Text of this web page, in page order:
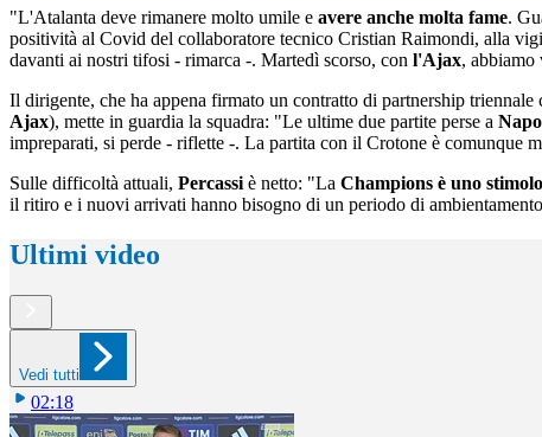
"L'Atalanta deve rimanere molto umile e avere anche molta fame.
positività al Covid del collaboratore tecnico Cristian Raimondi, alla
davanti ai nostri tifosi - rimarca -. Martedì scorso, con l'Ajax,
Il dirigente, che ha appena firmato un contratto di partnership triennale
Ajax), mette in guardia la squadra: "Le ultime due partite perse a
impreparati, si perde - riflette -. La partita con il Crotone è comunque
Sulle difficoltà attuali, Percassi è netto: "La Champions è uno
il ritiro e i nuovi arrivati hanno bisogno di un periodo di
Ultimi video
Vedi tutti
02:18